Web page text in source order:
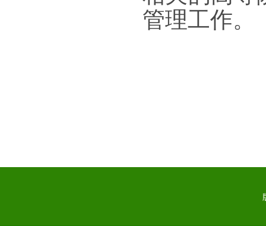
管理工作。